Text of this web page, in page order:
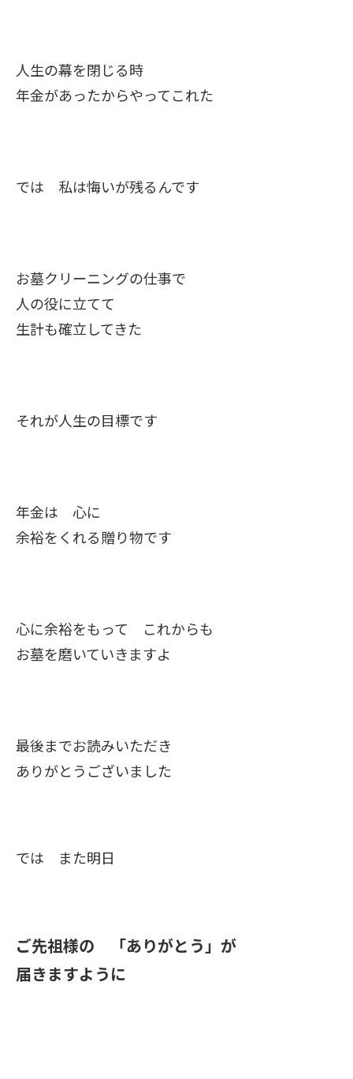
人生の幕を閉じる時
年金があったからやってこれた
では 私は悔いが残るんです
お墓クリーニングの仕事で
人の役に立てて
生計も確立してきた
それが人生の目標です
年金は 心に
余裕をくれる贈り物です
心に余裕をもって これからも
お墓を磨いていきますよ
最後までお読みいただき
ありがとうございました
では また明日
ご先祖様の 「ありがとう」が
届きますように